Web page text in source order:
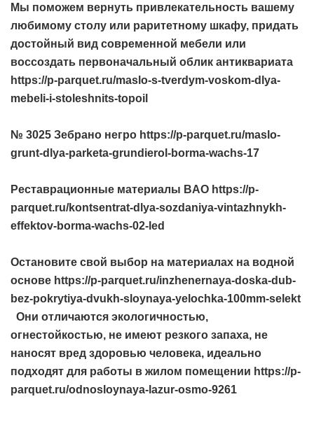
Мы поможем вернуть привлекательность вашему
любимому столу или раритетному шкафу, придать
достойный вид современной мебели или
воссоздать первоначальный облик антиквариата
https://p-parquet.ru/maslo-s-tverdym-voskom-dlya-
mebeli-i-stoleshnits-topoil
№ 3025 Зебрано негро https://p-parquet.ru/maslo-
grunt-dlya-parketa-grundierol-borma-wachs-17
Реставрационные материалы BAO https://p-
parquet.ru/kontsentrat-dlya-sozdaniya-vintazhnykh-
effektov-borma-wachs-02-led
Остановите свой выбор на материалах на водной
основе https://p-parquet.ru/inzhenernaya-doska-dub-
bez-pokrytiya-dvukh-sloynaya-yelochka-100mm-selekt
Они отличаются экологичностью,
огнестойкостью, не имеют резкого запаха, не
наносят вред здоровью человека, идеально
подходят для работы в жилом помещении https://p-
parquet.ru/odnosloynaya-lazur-osmo-9261